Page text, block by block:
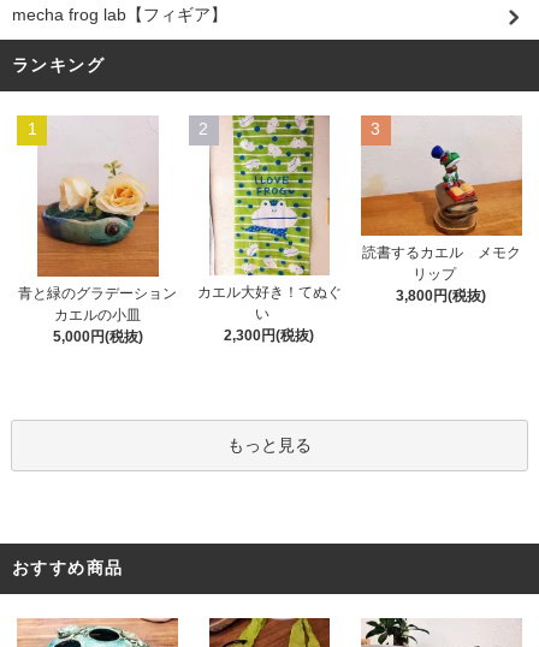
mecha frog lab【フィギア】
ランキング
1
青と緑のグラデーション
カエルの小皿
5,000円(税抜)
2
カエル大好き！てぬぐ
い
2,300円(税抜)
3
読書するカエル メモク
リップ
3,800円(税抜)
もっと見る
おすすめ商品